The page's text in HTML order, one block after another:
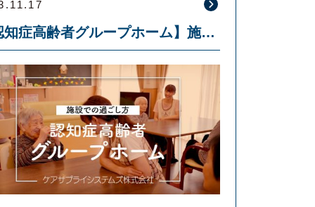
【認知症高齢者グループホーム】施設内での利用者様やスタッフのご紹介動画を公開しました！